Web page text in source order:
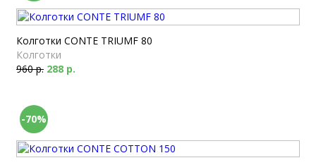
Колготки CONTE TRIUMF 80
Колготки
960 р. 288 р.
-70%